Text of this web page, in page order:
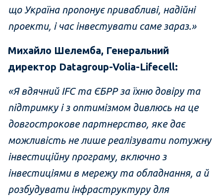
що Україна пропонує привабливі, надійні
проекти, і час інвестувати саме зараз.»
Михайло Шелемба, Генеральний
директор Datagroup-Volia-Lifecell:
«Я вдячний IFC та ЄБРР за їхню довіру та
підтримку і з оптимізмом дивлюсь на це
довгострокове партнерство, яке дає
можливість не лише реалізувати потужну
інвестиційну програму, включно з
інвестиціями в мережу та обладнання, а й
розбудувати інфраструктуру для